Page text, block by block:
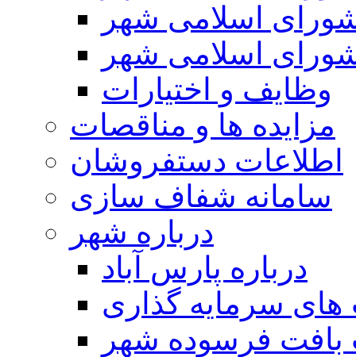
اسلامی شهر
اسلامی شهر
وظایف و اختیارات
مزایده ها و مناقصات
اطلاعات دستفروشان
سامانه شفاف سازی
درباره شهر
درباره پارس آباد
سرمایه گذاری
بافت فرسوده شهر